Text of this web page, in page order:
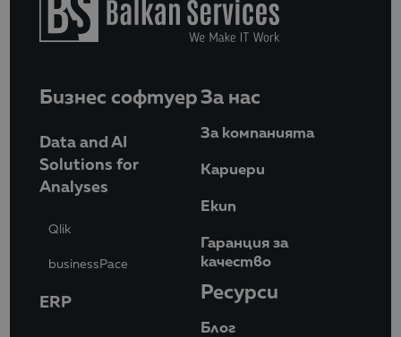
Бизнес софтуер
Data and AI
Solutions for
Analyses
Qlik
businessPace
ERP
За нас
За компанията
Кариери
Eкип
Гаранция за
качество
Ресурси
Блог